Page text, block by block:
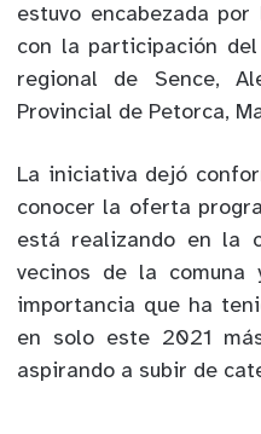
estuvo encabezada
con la participación
regional de Sence,
Provincial de Petorca,
La iniciativa dejó
conocer la oferta
está realizando en la
vecinos de la
importancia que ha
en solo este 2021
aspirando a subir de